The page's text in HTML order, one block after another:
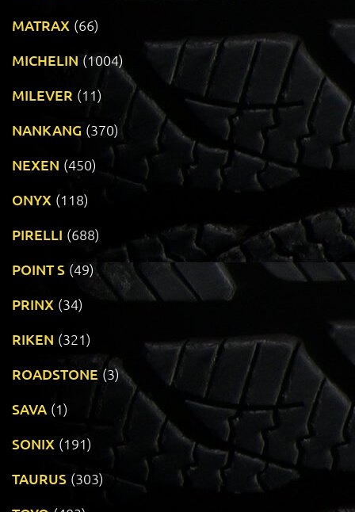
MATRAX (66)
MICHELIN (1004)
MILEVER (11)
NANKANG (370)
NEXEN (450)
ONYX (118)
PIRELLI (688)
POINT S (49)
PRINX (34)
RIKEN (321)
ROADSTONE (3)
SAVA (1)
SONIX (191)
TAURUS (303)